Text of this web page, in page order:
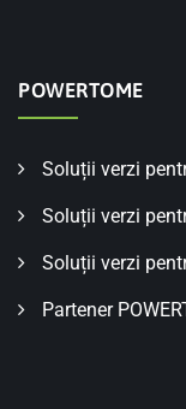
POWERTOME
Soluții verzi
Soluții verzi
Soluții verzi
Partener